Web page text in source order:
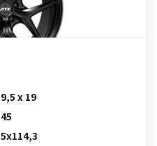
9,5 x 19
45
5x114,3